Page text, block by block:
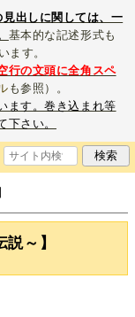
出しに関しては、一
基本的な記述形式も
ます。
行の文頭に全角スペ
も参照）。
ます。巻き込まれ等
下さい。
～】